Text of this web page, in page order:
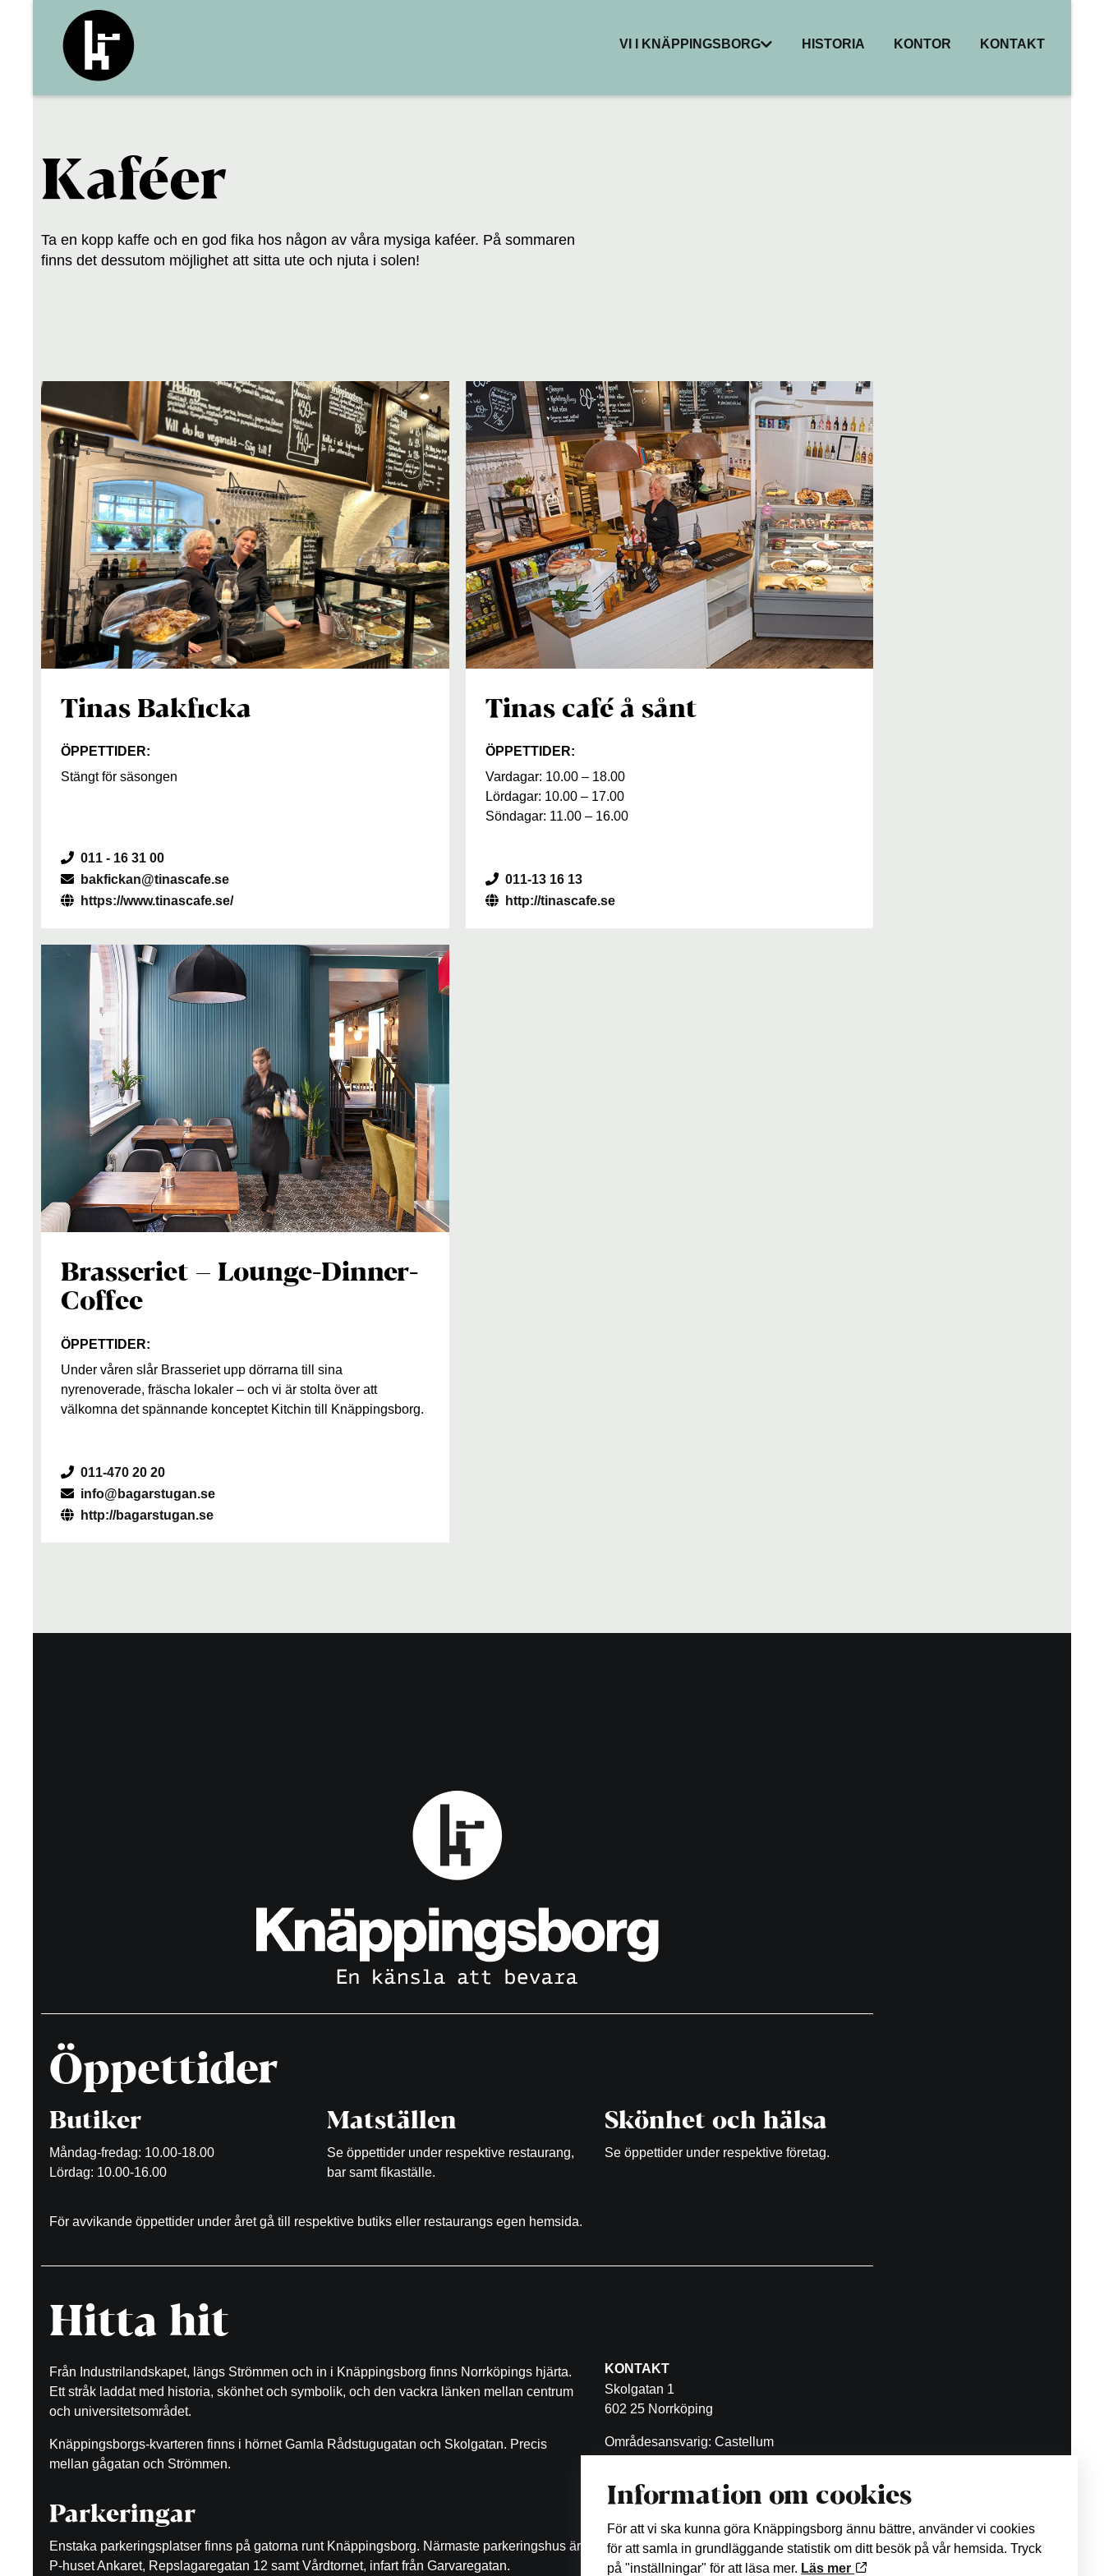
VI I KNÄPPINGSBORG
RESTAURANGER
HISTORIA KONTOR KONTAKT
Kaféer
Ta en kopp kaffe och en god fika hos någon av våra mysiga kaféer. På sommaren
finns det dessutom möjlighet att sitta ute och njuta i solen!
Tinas Bakficka
ÖPPETTIDER:
Stängt för säsongen
011 - 16 31 00
bakfickan@tinascafe.se
https://www.tinascafe.se/
Tinas café å sånt
ÖPPETTIDER:
Vardagar: 10.00 – 18.00
Lördagar: 10.00 – 17.00
Söndagar: 11.00 – 16.00
011-13 16 13
http://tinascafe.se
Brasseriet – Lounge-Dinner-
Coffee
ÖPPETTIDER:
Under våren slår Brasseriet upp dörrarna till sina
nyrenoverade, fräscha lokaler – och vi är stolta över att
välkomna det spännande konceptet Kitchin till Knäppingsborg.
011-470 20 20
info@bagarstugan.se
http://bagarstugan.se
Öppettider
Butiker
Måndag-fredag: 10.00-18.00
Lördag: 10.00-16.00
Matställen
Se öppettider under respektive restaurang,
bar samt fikaställe.
Skönhet och hälsa
Se öppettider under respektive företag.
För avvikande öppettider under året gå till respektive butiks eller restaurangs egen hemsida.
Hitta hit
Från Industrilandskapet, längs Strömmen och in i Knäppingsborg finns Norrköpings hjärta.
Ett stråk laddat med historia, skönhet och symbolik, och den vackra länken mellan centrum
och universitetsområdet.
Knäppingsborgs-kvarteren finns i hörnet Gamla Rådstugugatan och Skolgatan. Precis
mellan gågatan och Strömmen.
Parkeringar
Enstaka parkeringsplatser finns på gatorna runt Knäppingsborg. Närmaste parkeringshus är
P-huset Ankaret, Repslagaregatan 12 samt Vårdtornet, infart från Garvaregatan.
KONTAKT
Skolgatan 1
602 25 Norrköping
Områdesansvarig: Castellum
011-470 53 11
malin.eklof@castellum.se
Information om cookies
För att vi ska kunna göra Knäppingsborg ännu bättre, använder vi cookies
för att samla in grundläggande statistik om ditt besök på vår hemsida. Tryck
på "inställningar" för att läsa mer. Läs mer